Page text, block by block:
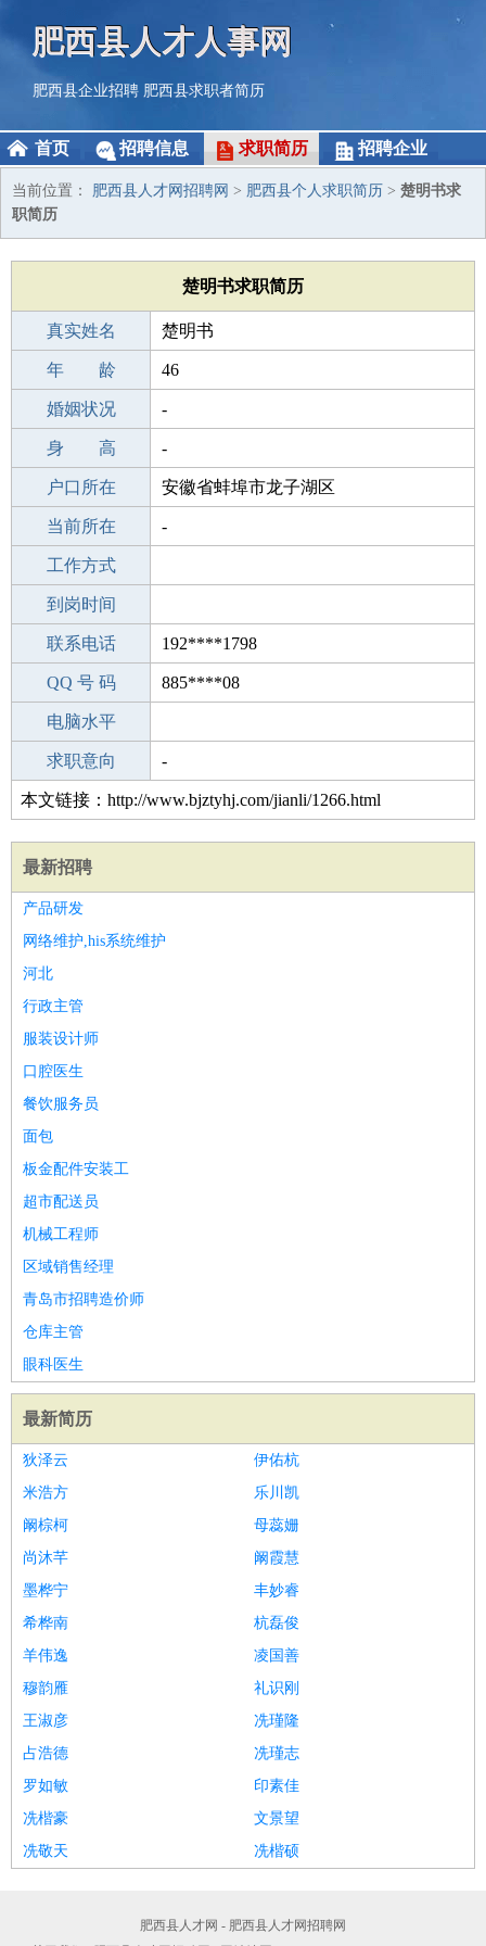
肥西县人才人事网
肥西县企业招聘 肥西县求职者简历
首页 招聘信息 求职简历 招聘企业
当前位置： 肥西县人才网招聘网 > 肥西县个人求职简历 > 楚明书求
职简历
楚明书求职简历
真实姓名 楚明书
性 别 男
年 龄 46
出生年月 1980-05-15
婚姻状况 -
学 历 初中
身 高 -
毕业学校 窦妪镇第二中学
户口所在 安徽省蚌埠市龙子湖区
所学专业 -
当前所在 -
工作经验
工作方式
驾 照
到岗时间
期望月薪
联系电话 192****1798
手机号码 192****1798
QQ 号 码 885****08
微信号码
电脑水平
外语水平
求职意向 -
本文链接：http://www.bjztyhj.com/jianli/1266.html
最新招聘
产品研发
网络维护,his系统维护
河北
行政主管
服装设计师
口腔医生
餐饮服务员
面包
板金配件安装工
超市配送员
机械工程师
区域销售经理
青岛市招聘造价师
仓库主管
眼科医生
最新简历
狄泽云
伊佑杭
米浩方
乐川凯
阚棕柯
母蕊姗
尚沐芊
阚霞慧
墨桦宁
丰妙睿
希桦南
杭磊俊
羊伟逸
凌国善
穆韵雁
礼识刚
王淑彦
冼瑾隆
占浩德
冼瑾志
罗如敏
印素佳
冼楷豪
文景望
冼敬天
冼楷硕
肥西县人才网 - 肥西县人才网招聘网